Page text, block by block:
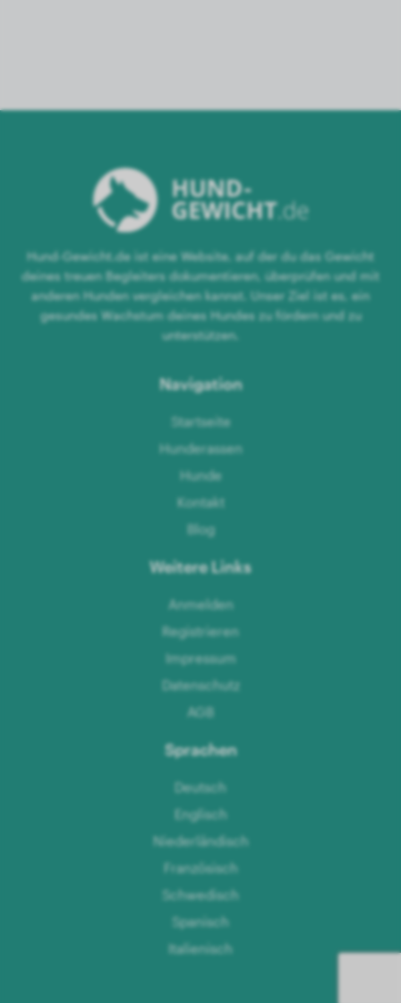
Hund-Gewicht.de ist eine Website, auf der du das Gewicht
deines treuen Begleiters dokumentieren, überprüfen und mit
anderen Hunden vergleichen kannst. Unser Ziel ist es, ein
gesundes Wachstum deines Hundes zu fördern und zu
unterstützen.
Navigation
Startseite
Hunderassen
Hunde
Kontakt
Blog
Weitere Links
Anmelden
Registrieren
Impressum
Datenschutz
AGB
Sprachen
Deutsch
Englisch
Niederländisch
Französisch
Schwedisch
Spanisch
Italienisch